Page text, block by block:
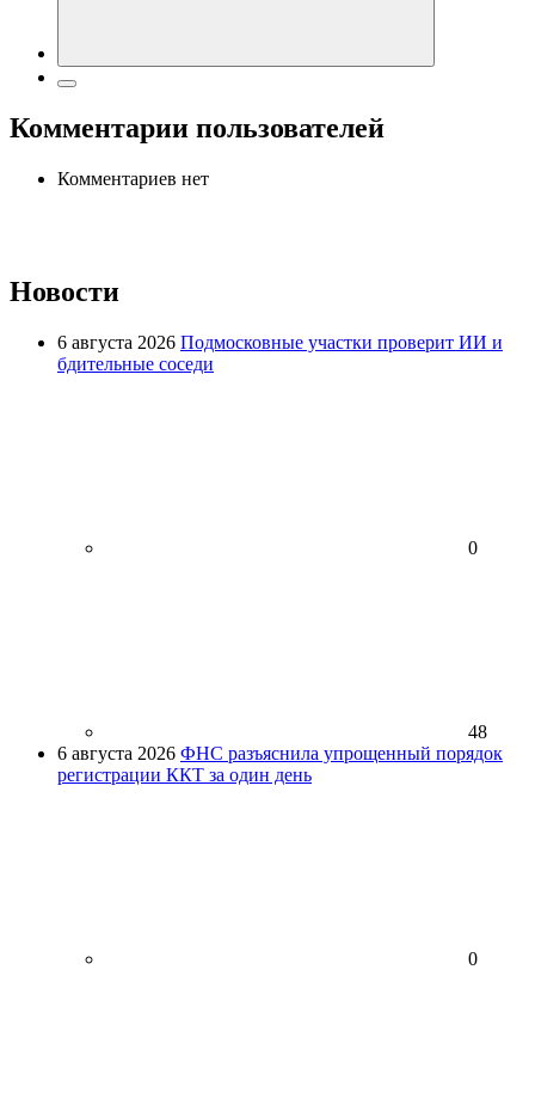
Комментарии пользователей
Комментариев нет
Новости
6 августа 2026 Подмосковные участки проверит ИИ и
бдительные соседи
0
48
6 августа 2026 ФНС разъяснила упрощенный порядок
регистрации ККТ за один день
0